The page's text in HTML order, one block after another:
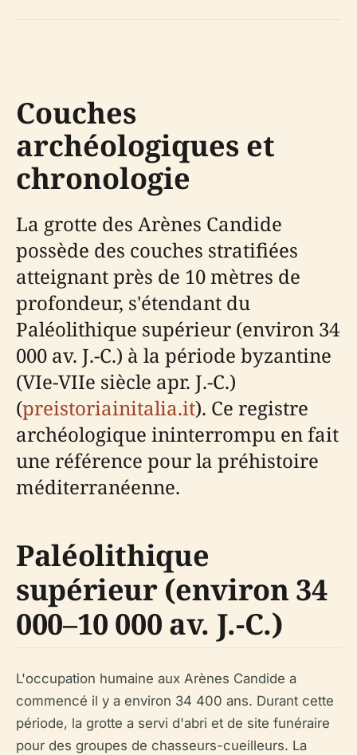
Couches
archéologiques et
chronologie
La grotte des Arènes Candide
possède des couches stratifiées
atteignant près de 10 mètres de
profondeur, s'étendant du
Paléolithique supérieur (environ 34
000 av. J.-C.) à la période byzantine
(VIe-VIIe siècle apr. J.-C.)
(preistoriainitalia.it). Ce registre
archéologique ininterrompu en fait
une référence pour la préhistoire
méditerranéenne.
Paléolithique
supérieur (environ 34
000–10 000 av. J.-C.)
L'occupation humaine aux Arènes Candide a
commencé il y a environ 34 400 ans. Durant cette
période, la grotte a servi d'abri et de site funéraire
pour des groupes de chasseurs-cueilleurs. La